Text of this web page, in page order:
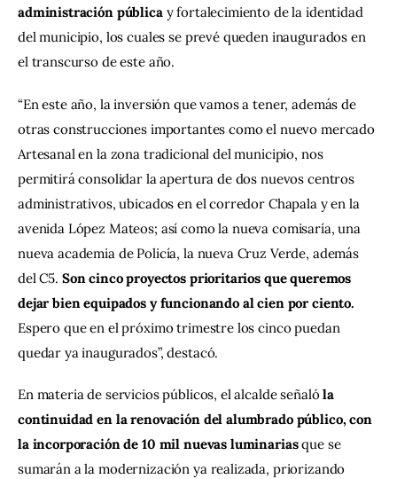
administración pública y fortalecimiento de la identidad
del municipio, los cuales se prevé queden inaugurados en
el transcurso de este año.
“En este año, la inversión que vamos a tener, además de
otras construcciones importantes como el nuevo mercado
Artesanal en la zona tradicional del municipio, nos
permitirá consolidar la apertura de dos nuevos centros
administrativos, ubicados en el corredor Chapala y en la
avenida López Mateos; así como la nueva comisaría, una
nueva academia de Policía, la nueva Cruz Verde, además
del C5. Son cinco proyectos prioritarios que queremos
dejar bien equipados y funcionando al cien por ciento.
Espero que en el próximo trimestre los cinco puedan
quedar ya inaugurados”, destacó.
En materia de servicios públicos, el alcalde señaló la
continuidad en la renovación del alumbrado público, con
la incorporación de 10 mil nuevas luminarias que se
sumarán a la modernización ya realizada, priorizando